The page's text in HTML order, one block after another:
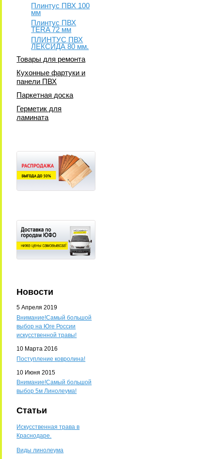
Плинтус ПВХ 100
мм
Плинтус ПВХ
TERA 72 мм
ПЛИНТУС ПВХ
ЛЕКСИДА 80 мм.
Товары для ремонта
Кухонные фартуки и
панели ПВХ
Паркетная доска
Герметик для
ламината
Новости
5 Апреля 2019
Внимание!Самый большой
выбор на Юге России
искусственной травы!
10 Марта 2016
Поступление ковролина!
10 Июня 2015
Внимание!Самый большой
выбор 5м Линолеума!
Статьи
Искусственная трава в
Краснодаре.
Виды линолеума